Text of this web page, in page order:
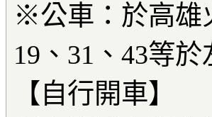
※公車：於高雄
19、31、43等
【自行開車】